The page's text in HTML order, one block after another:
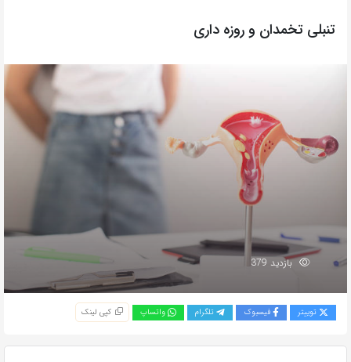
تنبلی تخمدان و روزه داری
بازدید 379
توییتر فیسبوک تلگرام واتساپ کپی لینک